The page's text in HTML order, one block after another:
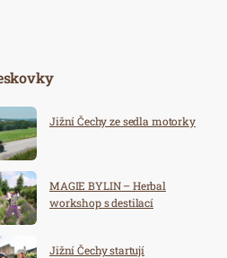
minerálů
původu překvapí
celé tělo
a stopových prvků,
. Ten je důležitý pro buněčné
vitálního stavu kůže.
Jižní Čechy ze sedla motorky
MAGIE BYLIN – Herbal
workshop s destilací
Jižní Čechy startují